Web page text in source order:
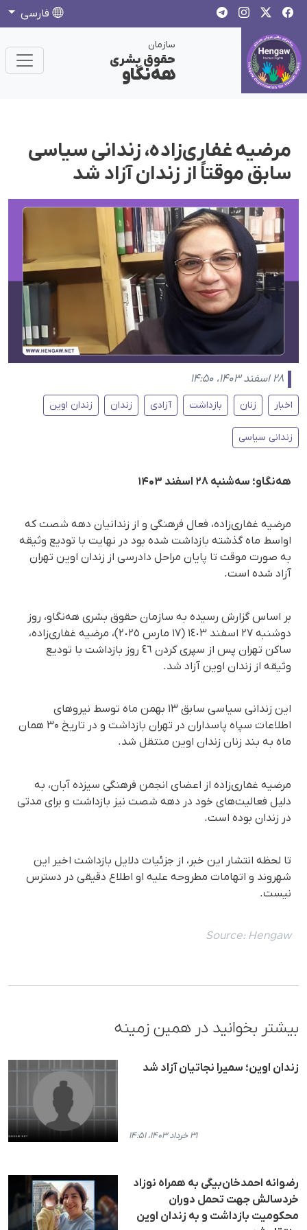
فارسی
سازمان
حقوق بشری
هەنگاو
مرضیه غفاری‌زاده، زندانی سیاسی
سابق موقتاً از زندان آزاد شد
۲۸ اسفند ۱۴۰۳، ۱۴:۵۰
اخبار زنان بازداشت آزادی زندان زندان اوین
زندانی سیاسی
هه‌نگاو؛ سه‌شنبه ۲۸ اسفند ۱۴۰۳
مرضیه غفاری‌زاده، فعال فرهنگی و از زندانیان دهه شصت که
اواسط ماه گذشته بازداشت شده بود در نهایت با تودیع وثیقه
به صورت موقت تا پایان مراحل دادرسی از زندان اوین تهران
آزاد شده است.
بر اساس گزارش رسیده به سازمان حقوق بشری هه‌نگاو، روز
دوشنبه ٢٧ اسفند ١٤٠٣ (١٧ مارس ٢٠٢٥)، مرضیه غفاری‌زاده،
ساکن تهران پس از سپری کردن ٤٦ روز بازداشت با تودیع
وثیقه از زندان اوین آزاد شد.
این زندانی سیاسی سابق ١٣ بهمن ماه توسط نیروهای
اطلاعات سپاه پاسداران در تهران بازداشت و در تاریخ ۳۰ همان
ماه به بند زنان زندان اوین منتقل شد.
مرضیه غفاری‌زاده از اعضای انجمن فرهنگی سیزده آبان، به
دلیل فعالیت‌های خود در دهه شصت نیز بازداشت و برای مدتی
در زندان بوده است.
تا لحظه انتشار این خبر، از جزئیات دلایل بازداشت اخیر این
شهروند و اتهامات مطروحه علیه او اطلاع دقیقی در دسترس
نیست.
Source: Hengaw
بیشتر بخوانید در همین زمینه
زندان اوین؛ سمیرا نجاتیان آزاد شد
۳۱ خرداد ۱۴۰۳، ۱۴:۵۱
رضوانه احمدخان‌بیگی به همراه نوزاد
خردسالش جهت تحمل دوران
محکومیت بازداشت و به زندان اوین